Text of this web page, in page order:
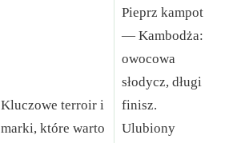
Kluczowe terroir i
marki, które warto
Pieprz kampot
— Kambodża:
owocowa
słodycz, długi
finisz.
Ulubiony